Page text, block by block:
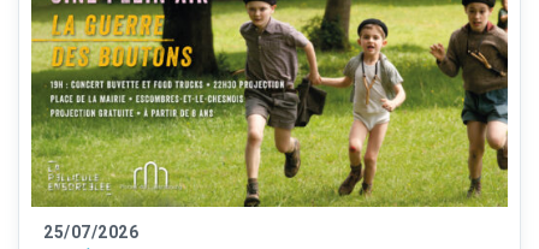
25/07/2026